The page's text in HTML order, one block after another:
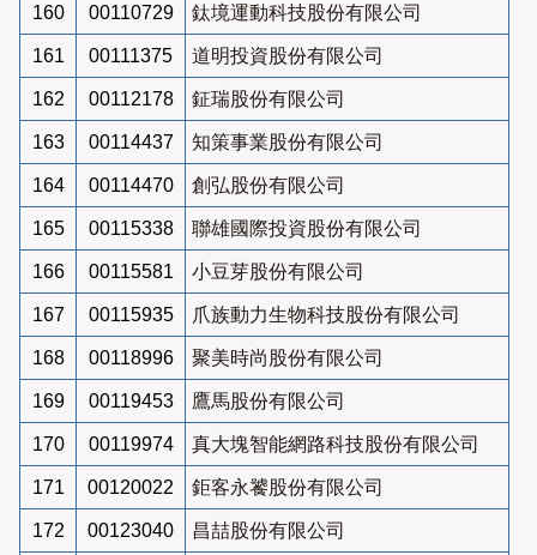
160 00110729 鈦境運動科技股份有限公司
161 00111375 道明投資股份有限公司
162 00112178 鉦瑞股份有限公司
163 00114437 知策事業股份有限公司
164 00114470 創弘股份有限公司
165 00115338 聯雄國際投資股份有限公司
166 00115581 小豆芽股份有限公司
167 00115935 爪族動力生物科技股份有限公司
168 00118996 聚美時尚股份有限公司
169 00119453 鷹馬股份有限公司
170 00119974 真大塊智能網路科技股份有限公司
171 00120022 鉅客永饕股份有限公司
172 00123040 昌喆股份有限公司